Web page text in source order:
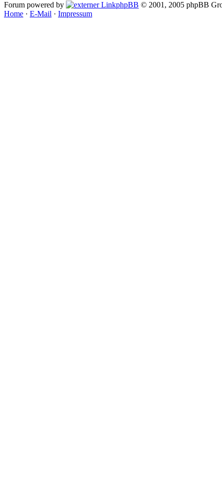
Forum powered by phpBB © 2001, 2005 phpBB
Home · E-Mail · Impressum